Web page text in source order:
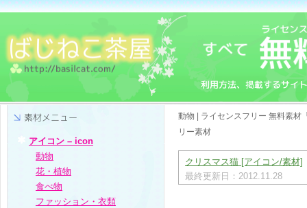
動物 | ライセンスフリー 無料素材
リー素材
クリスマス猫 [アイコン/素材]
最終更新日：2012.11.28
アイコン – icon
動物
花・植物
食べ物
ファッション・衣類